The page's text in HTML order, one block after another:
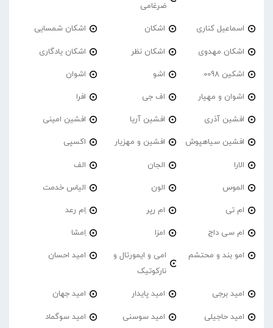
ضرغامی
اسماعیل کناری اشکان اشکان شمسایی
اشکان مهدوی اشکان نظر اشکان یادگاری
اشکین 0098 اشو اشوان
اشوان و مهیار اف جی افرا
افشین آذری افشین آریا افشین امینی
افشین سیاهپوش افشین و مهزیار اکسپی
الارا الجان الف
الموس الون الیاس خدمت
ام تی ام رپر اِم رعد
ام سی داج امزا اِمشا
امو بند و محتشم
امی و ایمورتال و
نارکوتیک
امید احسان
امید برجی امید پایدار امید جهان
امید حاجیلی امید سوسنی امید سوگماد